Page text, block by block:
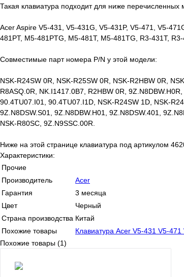
Такая клавиатура подходит для ниже перечисленных
Acer Aspire V5-431, V5-431G, V5-431P, V5-471, V5-
481PT, M5-481PTG, M5-481T, M5-481TG, R3-431T,
Совместимые парт номера P/N у этой модели:
NSK-R24SW 0R, NSK-R25SW 0R, NSK-R2HBW 0R,
R8ASQ.0R, NK.I1417.0B7, R2HBW 0R,
90.4TU07.I01, 90.4TU07.I1D, NSK-R24SW 1D, NSK-
9Z.N8DSW.S01, 9Z.N8DBW.H01, 9Z.N8DSW.401,
NSK-R80SC, 9Z.N9SSC.00R.
Ниже на этой странице клавиатура под артикулом
Характеристики:
Прочие
Производитель
Acer
Гарантия
3 месяца
Цвет
Черный
Страна производства Китай
Похожие товары
Клавиатура Acer V5-431 V5-
Похожие товары (1)